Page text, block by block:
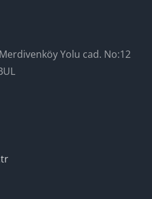
Yolu cad. No:12